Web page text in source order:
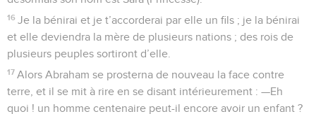
16 Je la bénirai et je t’accorderai par elle un fils ; je la bénirai
et elle deviendra la mère de plusieurs nations ; des rois de
plusieurs peuples sortiront d’elle.
17 Alors Abraham se prosterna de nouveau la face contre
terre, et il se mit à rire en se disant intérieurement : —Eh
quoi ! un homme centenaire peut-il encore avoir un enfant ?